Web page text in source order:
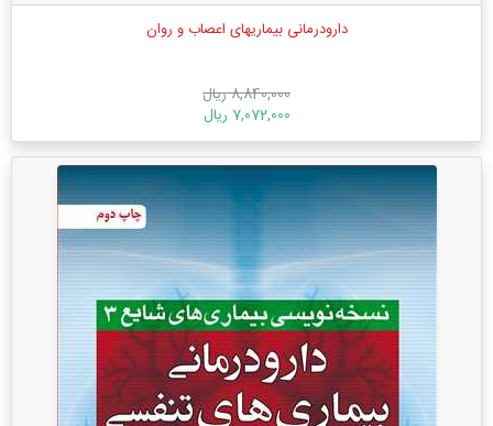
دارودرمانی بیماریهای اعصاب و روان
8,840,000 ریال
7,072,000 ریال